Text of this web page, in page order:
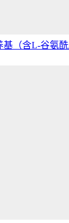
（含L-谷氨酰